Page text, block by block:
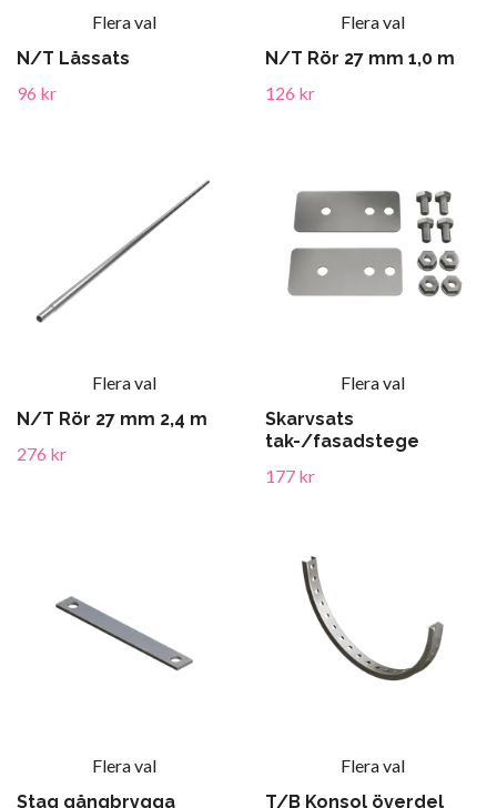
Flera val
N/T Låssats
96 kr
Flera val
N/T Rör 27 mm 1,0 m
126 kr
Flera val
N/T Rör 27 mm 2,4 m
276 kr
Flera val
Skarvsats
tak-/fasadstege
177 kr
Flera val
Stag gångbrygga
Flera val
T/B Konsol överdel